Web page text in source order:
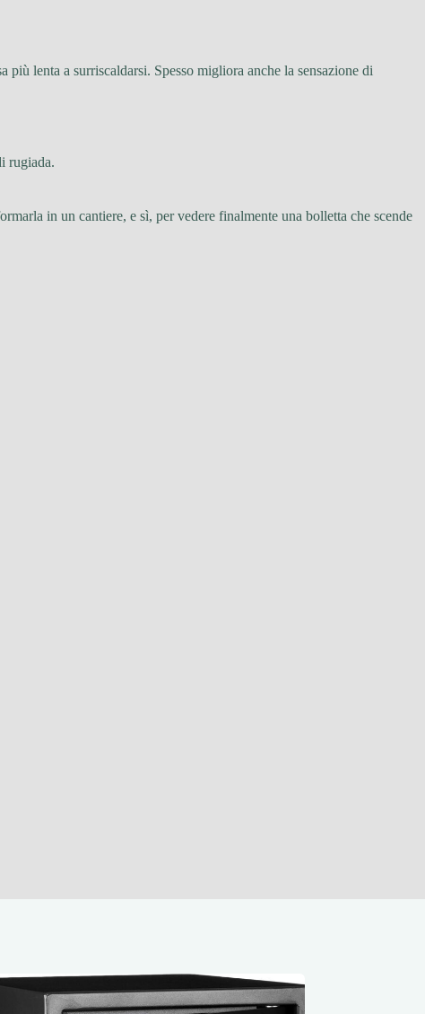
più lenta a surriscaldarsi. Spesso migliora anche la sensazione di
rugiada.
in un cantiere, e sì, per vedere finalmente una bolletta che scende